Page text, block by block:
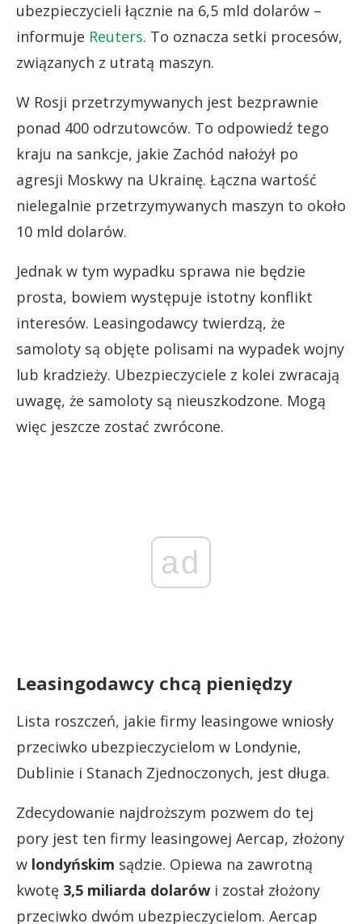
ubezpieczycieli łącznie na 6,5 mld dolarów –
informuje Reuters. To oznacza setki procesów,
związanych z utratą maszyn.
W Rosji przetrzymywanych jest bezprawnie
ponad 400 odrzutowców. To odpowiedź tego
kraju na sankcje, jakie Zachód nałożył po
agresji Moskwy na Ukrainę. Łączna wartość
nielegalnie przetrzymywanych maszyn to około
10 mld dolarów.
Jednak w tym wypadku sprawa nie będzie
prosta, bowiem występuje istotny konflikt
interesów. Leasingodawcy twierdzą, że
samoloty są objęte polisami na wypadek wojny
lub kradzieży. Ubezpieczyciele z kolei zwracają
uwagę, że samoloty są nieuszkodzone. Mogą
więc jeszcze zostać zwrócone.
ad
Leasingodawcy chcą pieniędzy
Lista roszczeń, jakie firmy leasingowe wniosły
przeciwko ubezpieczycielom w Londynie,
Dublinie i Stanach Zjednoczonych, jest długa.
Zdecydowanie najdroższym pozwem do tej
pory jest ten firmy leasingowej Aercap, złożony
w londyńskim sądzie. Opiewa na zawrotną
kwotę 3,5 miliarda dolarów i został złożony
przeciwko dwóm ubezpieczycielom. Aercap